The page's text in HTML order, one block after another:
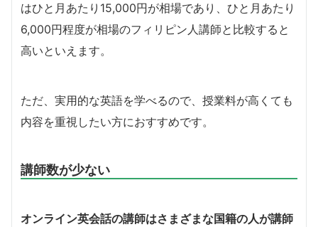
はひと月あたり15,000円が相場であり、ひと月あたり
6,000円程度が相場のフィリピン人講師と比較すると
高いといえます。
ただ、実用的な英語を学べるので、授業料が高くても
内容を重視したい方におすすめです。
講師数が少ない
オンライン英会話の講師はさまざまな国籍の人が講師